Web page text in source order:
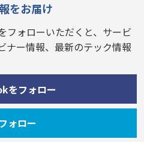
をお届け
フォローいただくと、サービ
ナー情報、最新のテック情報
をフォロー
ォロー